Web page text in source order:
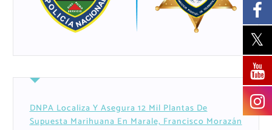
DNPA Localiza Y Asegura 12 Mil Plantas De
Supuesta Marihuana En Marale, Francisco Morazán